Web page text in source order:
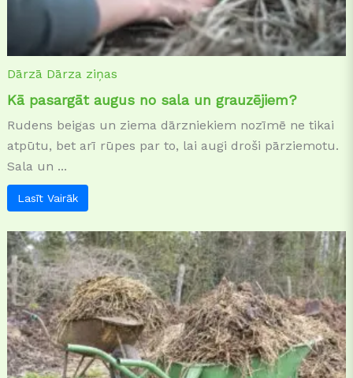
Dārzā Dārza ziņas
Kā pasargāt augus no sala un grauzējiem?
Rudens beigas un ziema dārzniekiem nozīmē ne tikai
atpūtu, bet arī rūpes par to, lai augi droši pārziemotu.
Sala un ...
Lasīt Vairāk